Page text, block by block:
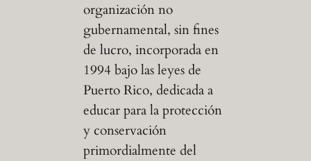
organización no
gubernamental, sin fines
de lucro, incorporada en
1994 bajo las leyes de
Puerto Rico, dedicada a
educar para la protección
y conservación
primordialmente del